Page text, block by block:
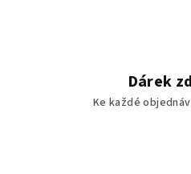
Dárek
Ke každé